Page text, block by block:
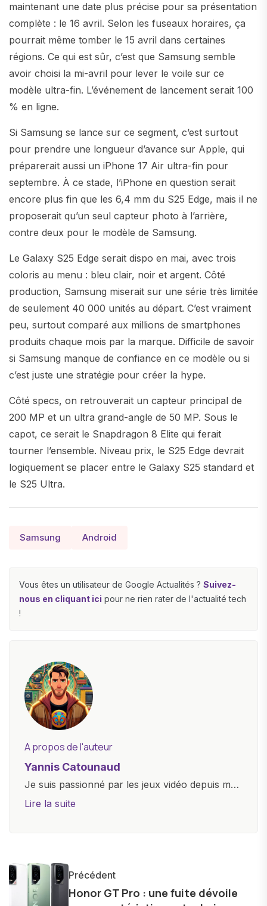
maintenant une date plus précise pour sa présentation
complète : le 16 avril. Selon les fuseaux horaires, ça
pourrait même tomber le 15 avril dans certaines
régions. Ce qui est sûr, c’est que Samsung semble
avoir choisi la mi-avril pour lever le voile sur ce
modèle ultra-fin. L’événement de lancement serait 100
% en ligne.
Si Samsung se lance sur ce segment, c’est surtout
pour prendre une longueur d’avance sur Apple, qui
préparerait aussi un iPhone 17 Air ultra-fin pour
septembre. À ce stade, l’iPhone en question serait
encore plus fin que les 6,4 mm du S25 Edge, mais il ne
proposerait qu’un seul capteur photo à l’arrière,
contre deux pour le modèle de Samsung.
Le Galaxy S25 Edge serait dispo en mai, avec trois
coloris au menu : bleu clair, noir et argent. Côté
production, Samsung miserait sur une série très limitée
de seulement 40 000 unités au départ. C’est vraiment
peu, surtout comparé aux millions de smartphones
produits chaque mois par la marque. Difficile de savoir
si Samsung manque de confiance en ce modèle ou si
c’est juste une stratégie pour créer la hype.
Côté specs, on retrouverait un capteur principal de
200 MP et un ultra grand-angle de 50 MP. Sous le
capot, ce serait le Snapdragon 8 Elite qui ferait
tourner l’ensemble. Niveau prix, le S25 Edge devrait
logiquement se placer entre le Galaxy S25 standard et
le S25 Ultra.
Samsung Android
Vous êtes un utilisateur de Google Actualités ? Suivez-
nous en cliquant ici pour ne rien rater de l'actualité tech
!
A propos de l'auteur
Yannis Catounaud
Je suis passionné par les jeux vidéo depuis mon
plus jeune âge. Mon amour pour l'univers
et bien d'autres gadgets technologiques. Armé
d'une curiosité insatiable, j'aime dévoiler les
dernières tendances et innovations, partageant
Lire la suite
Précédent
Honor GT Pro : une fuite dévoile